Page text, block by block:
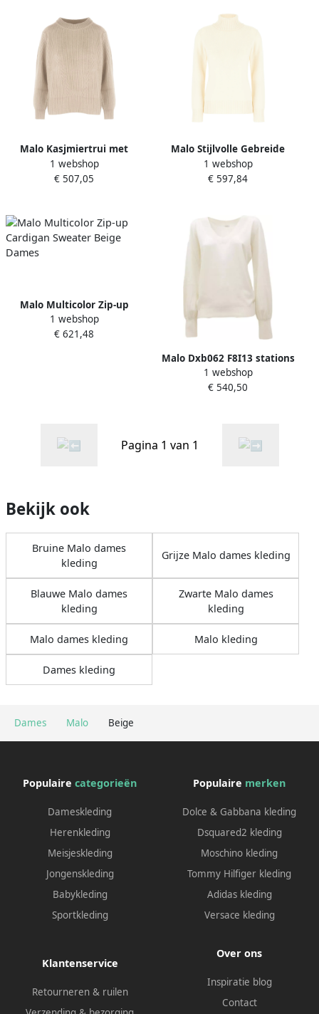
Dames Malo Beige
Malo Kasjmiertrui met
geribbeld borduurwerk
Beige Dames
1 webshop
€ 507,05
Malo Stijlvolle Gebreide
Collectie Beige Dames
1 webshop
€ 597,84
Malo Multicolor Zip-up
Cardigan Sweater Beige
Dames
1 webshop
€ 621,48
Malo Dxb062 F8I13 stations
Beige Dames
1 webshop
€ 540,50
Pagina 1 van 1
Bekijk ook
Bruine Malo dames
kleding
Grijze Malo dames kleding
Blauwe Malo dames
kleding
Zwarte Malo dames
kleding
Malo dames kleding Malo kleding
Dames kleding
Populaire categorieën
Dameskleding
Herenkleding
Meisjeskleding
Jongenskleding
Babykleding
Sportkleding
Populaire merken
Dolce & Gabbana kleding
Dsquared2 kleding
Moschino kleding
Tommy Hilfiger kleding
Adidas kleding
Versace kleding
Klantenservice
Retourneren & ruilen
Over ons
Inspiratie blog
Contact